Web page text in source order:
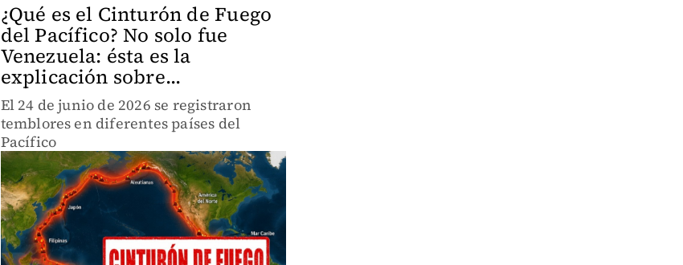
¿Qué es el Cinturón de Fuego
del Pacífico? No solo fue
Venezuela: ésta es la
explicación sobre...
El 24 de junio de 2026 se registraron
temblores en diferentes países del
Pacífico